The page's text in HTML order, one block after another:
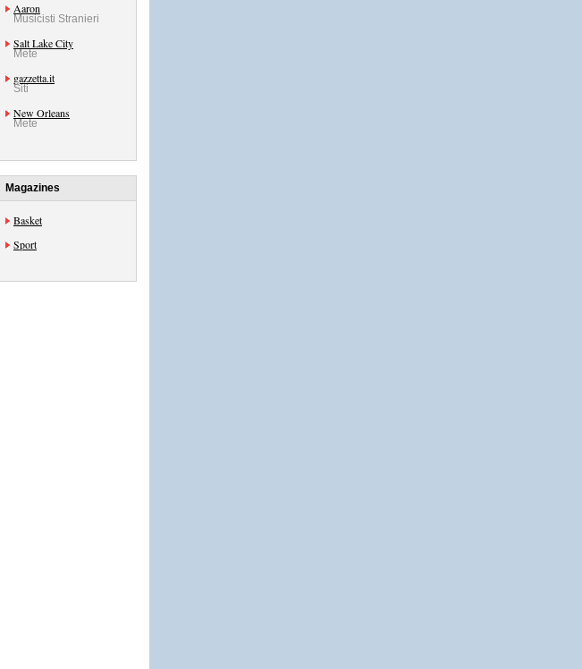
Aaron
Musicisti Stranieri
Salt Lake City
Mete
gazzetta.it
Siti
New Orleans
Mete
Magazines
Basket
Sport